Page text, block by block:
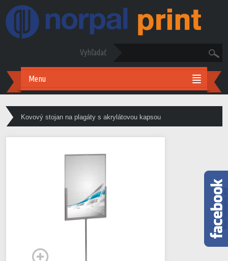
Vyhľadať
Menu
Kovový stojan na plagáty s akrylátovou kapsou